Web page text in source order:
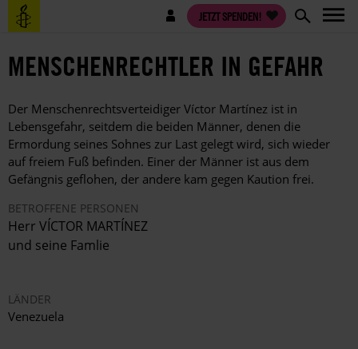
Direkt
zum
Benutzermenü JETZT SPENDEN!
MENSCHENRECHTLER IN GEFAHR
Der Menschenrechtsverteidiger Víctor Martínez ist in
Lebensgefahr, seitdem die beiden Männer, denen die
Ermordung seines Sohnes zur Last gelegt wird, sich wieder
auf freiem Fuß befinden. Einer der Männer ist aus dem
Gefängnis geflohen, der andere kam gegen Kaution frei.
BETROFFENE PERSONEN
Herr VÍCTOR MARTÍNEZ
und seine Famlie
LÄNDER
Venezuela